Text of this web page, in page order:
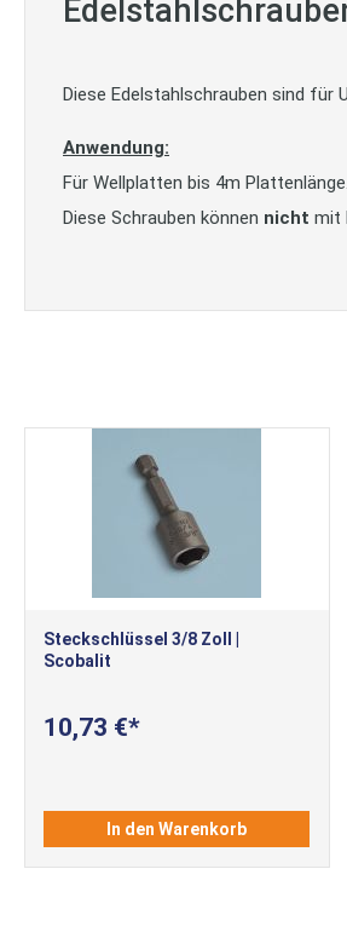
Diese Edelstahlschrauben sind für
Anwendung:
Für Wellplatten bis 4m Plattenlänge.
Diese Schrauben können nicht mit
Steckschlüssel 3/8 Zoll |
Scobalit
10,73 €
In den Warenkorb